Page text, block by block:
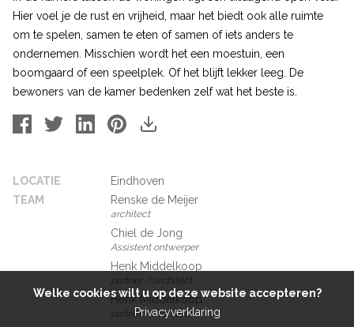
Welke cookies wilt u op deze website accepteren?
Privacyverklaring
Hier voel je de rust en vrijheid, maar het biedt ook alle ruimte
om te spelen, samen te eten of samen of iets anders te
ondernemen. Misschien wordt het een moestuin, een
boomgaard of een speelplek. Of het blijft lekker leeg. De
bewoners van de kamer bedenken zelf wat het beste is.
LOCATIE
Eindhoven
TEAM
Renske de Meijer
architect
Chiel de Jong
Assistent ontwerper
Henk Middelkoop
partner / architect
Henk Middelkoop
partner / architect